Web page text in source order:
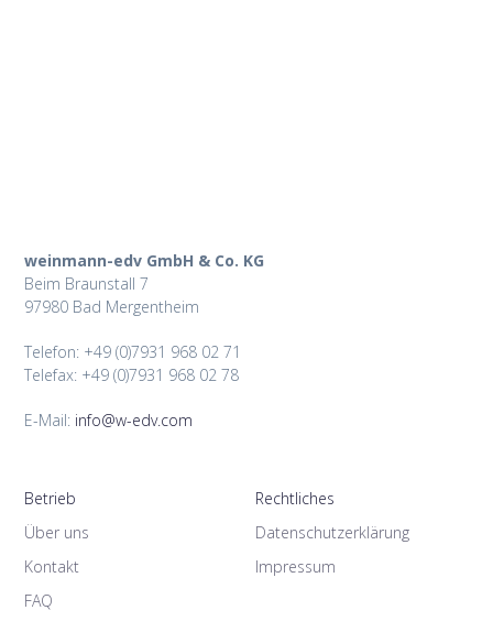
weinmann-edv GmbH & Co. KG
Beim Braunstall 7
97980 Bad Mergentheim
Telefon: +49 (0)7931 968 02 71
Telefax: +49 (0)7931 968 02 78
E-Mail: info@w-edv.com
Betrieb
Über uns
Kontakt
FAQ
Rechtliches
Datenschutzerklärung
Impressum